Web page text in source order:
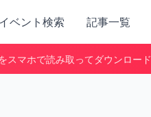
イベント検索 記事一覧
スマホで読み取ってダウンロード